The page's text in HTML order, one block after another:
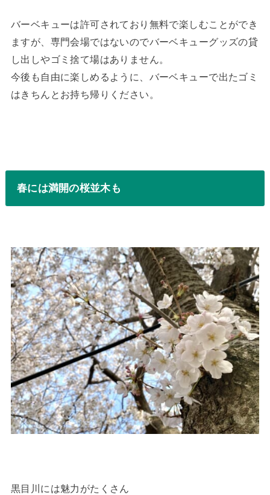
バーベキューは許可されており無料で楽しむことができ
ますが、専門会場ではないのでバーベキューグッズの貸
し出しやゴミ捨て場はありません。
今後も自由に楽しめるように、バーベキューで出たゴミ
はきちんとお持ち帰りください。
春には満開の桜並木も
黒目川には魅力がたくさん